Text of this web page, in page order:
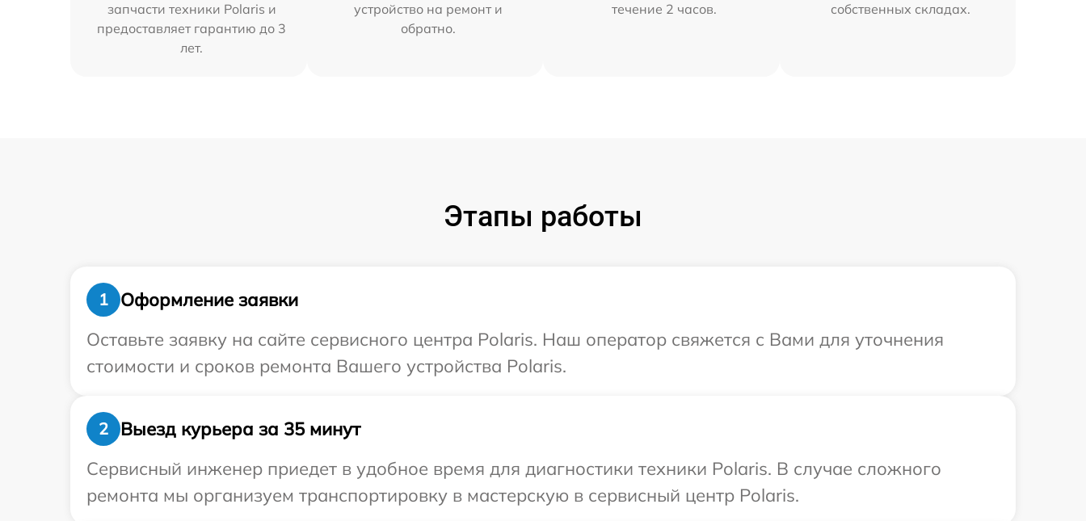
запчасти техники Polaris и
предоставляет гарантию до 3
лет.
устройство на ремонт и
обратно.
течение 2 часов.
собственных складах.
Этапы работы
1
Оформление заявки
Оставьте заявку на сайте сервисного центра Polaris. Наш оператор свяжется с Вами для уточнения
стоимости и сроков ремонта Вашего устройства Polaris.
2
Выезд курьера за 35 минут
Сервисный инженер приедет в удобное время для диагностики техники Polaris. В случае сложного
ремонта мы организуем транспортировку в мастерскую в сервисный центр Polaris.